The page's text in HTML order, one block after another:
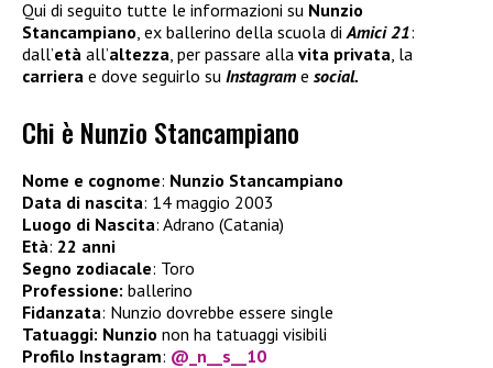
Qui di seguito tutte le informazioni su Nunzio
Stancampiano, ex ballerino della scuola diAmici 21:
dall’età all’altezza, per passare alla vita privata, la
carriera e dove seguirlo su Instagram e social.
Chi è Nunzio Stancampiano
Nome e cognome: Nunzio Stancampiano
Data di nascita: 14 maggio 2003
Luogo di Nascita: Adrano (Catania)
Età: 22 anni
Segno zodiacale: Toro
Professione: ballerino
Fidanzata: Nunzio dovrebbe essere single
Tatuaggi: Nunzio non ha tatuaggi visibili
Profilo Instagram: @_n__s__10